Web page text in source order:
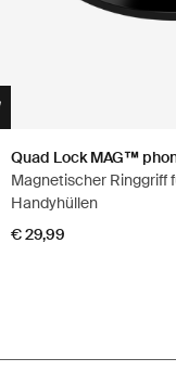
Quad Lock MAG™
Magnetischer Ringgriff
Handyhüllen
€ 29,99